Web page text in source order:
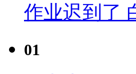
作业迟到了
01